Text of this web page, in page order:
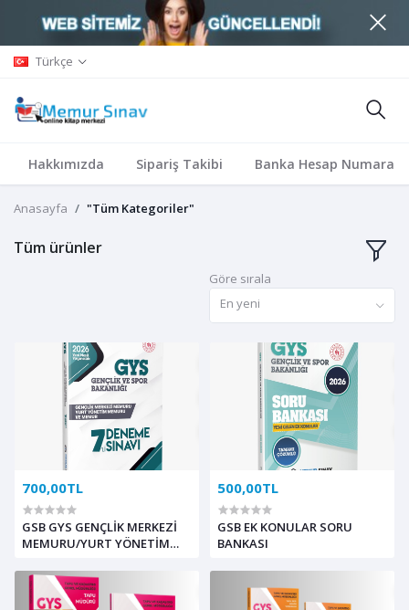
Türkçe
Hakkımızda Sipariş Takibi Banka Hesap
Anasayfa "Tüm Kategoriler"
Tüm ürünler
Göre sırala
En yeni
700,00TL
GSB GYS GENÇLİK MERKEZİ
MEMURU/YURT YÖNETİM
DENEME
500,00TL
GSB EK KONULAR SORU
BANKASI